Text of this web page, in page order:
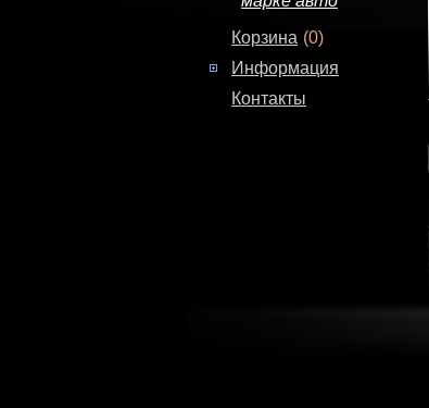
Корзина (0)
Информация
Контакты